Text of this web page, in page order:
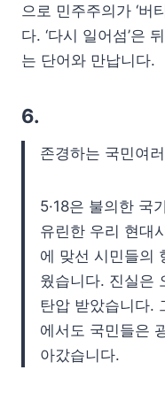
으로 민주주의가 ‘버
다. ‘다시 일어섬’은
는 단어와 만납니다.
6.
존경하는 국민여
5·18은 불의한 국
유린한 우리 현대
에 맞선 시민들의
웠습니다. 진실은
탄압 받았습니다.
에서도 국민들은
아갔습니다.